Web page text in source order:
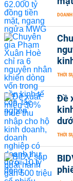
THỜI
Đề
THỜI